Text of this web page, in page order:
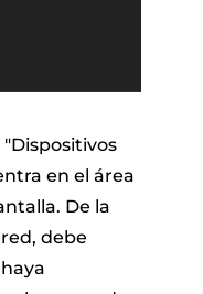
"Dispositivos
en el área
De la
debe